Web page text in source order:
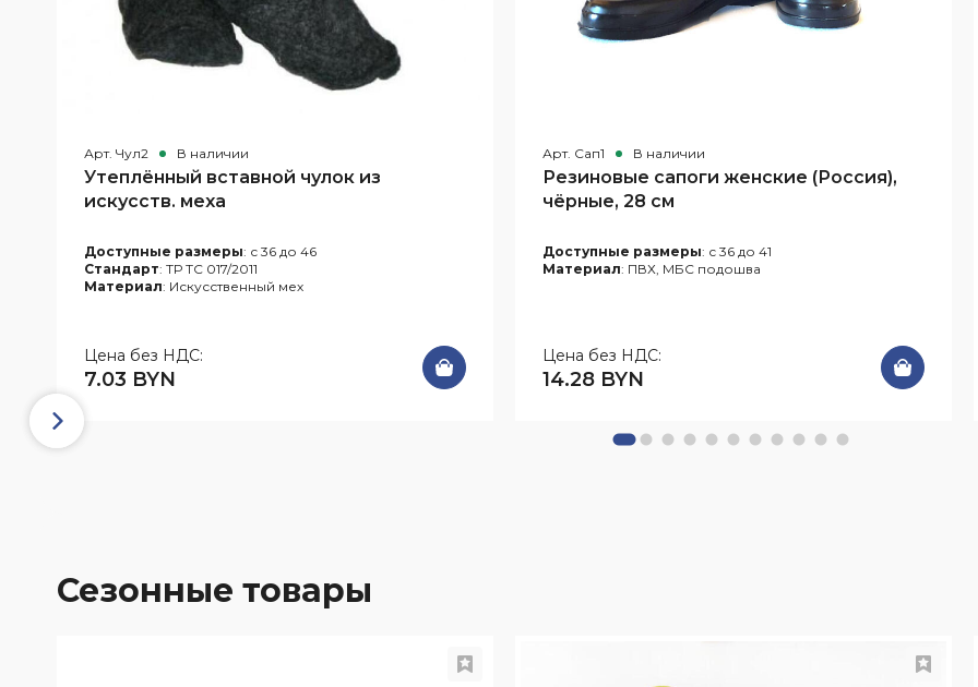
Арт. Чул2 В наличии
Утеплённый вставной чулок из
искусств. меха
Доступные размеры: с 36 до 46
Стандарт: ТР ТС 017/2011
Материал: Искусственный мех
Цена без НДС:
7.03 BYN
Арт. Сап1 В наличии
Резиновые сапоги женские (Россия),
чёрные, 28 см
Доступные размеры: с 36 до 41
Материал: ПВХ, МБС подошва
Цена без НДС:
14.28 BYN
Сезонные товары